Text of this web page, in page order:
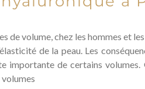
volume, chez les hommes et
de la peau. Les
importante de certains